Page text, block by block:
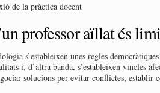
de la pràctica docent
professor aïllat és
s’estableixen unes regles
i, d’altra banda, s’estableixen vincles
solucions per evitar conflictes,